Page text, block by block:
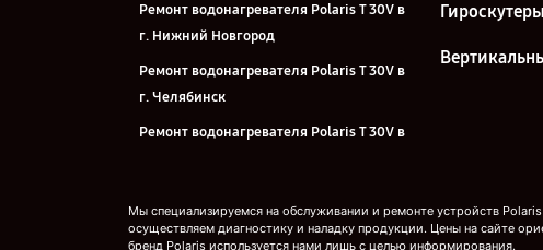
Ремонт водонагревателя Polaris T 30V в
г. Нижний Новгород
Ремонт водонагревателя Polaris T 30V в
г. Челябинск
Ремонт водонагревателя Polaris T 30V в
г. Казань
Гироскутеры
Мы специализируемся на обслуживании и ремонте устройств
осуществляем диагностику и наладку продукции. Цены на сайте
бренд Polaris используется нами лишь с целью информирования.